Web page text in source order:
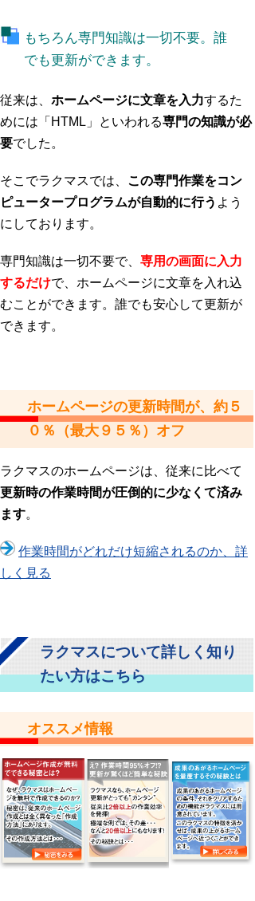
もちろん専門知識は一切不要。誰
でも更新ができます。
従来は、 ホームページに文章を入力するた
めには「HTML」といわれる専門の知識が必
要でした。
そこでラクマスでは、 この専門作業をコン
ピュータープログラムが自動的に行う よう
にしております。
専門知識は一切不要で、 専用の画面に入力
するだけで、ホームページに文章を入れ込
むことができます。誰でも安心して更新が
できます。
ホームページの更新時間が、約５
０％（最大９５％）オフ
ラクマスのホームページは、従来に比べて
更新時の作業時間が圧倒的に少なくて済み
ます。
作業時間がどれだけ短縮されるのか、詳
しく見る
ラクマスについて詳しく知り
たい方はこちら
オススメ情報